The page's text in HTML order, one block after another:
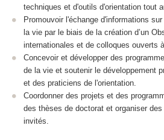
techniques et d'outils d'orientation tout
Promouvoir l'échange d'informations
la vie par le biais de la création d’un
internationales et de colloques ouverts
Concevoir et développer des
de la vie et soutenir le développement
et des praticiens de l'orientation.
Coordonner des projets et des
des thèses de doctorat et organiser
invités.